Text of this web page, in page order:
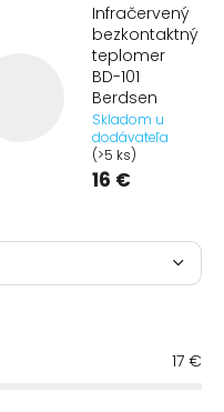
Infračervený
bezkontaktný
teplomer
BD-101
Berdsen
Skladom u
dodávateľa
(>5 ks)
16 €
17 €